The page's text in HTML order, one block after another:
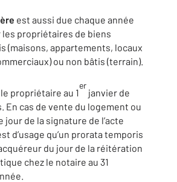
est aussi due chaque année
propriétaires de biens
(maisons, appartements, locaux
ou non bâtis (terrain).
propriétaire au 1
er
janvier de
En cas de vente du logement ou
jour de la signature de l’acte
d’usage qu’un prorata temporis
du jour de la réitération
chez le notaire au 31